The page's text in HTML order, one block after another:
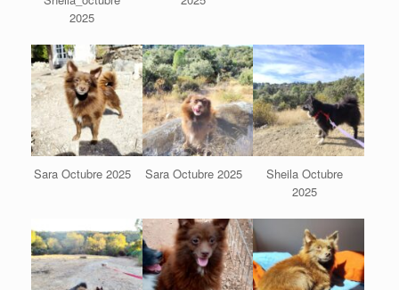
2025
Sara Octubre 2025 Sara Octubre 2025
Sheila Octubre
2025